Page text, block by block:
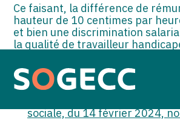
Aller
Ce faisant, la différence de
hauteur de 10 centimes par
et bien une discrimination
la qualité de travailleur
Sources :
sociale, du 14 février 2024,